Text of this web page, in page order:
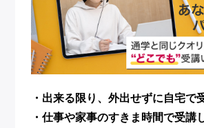
・出来る限り、外出せずに自宅で
・仕事や家事のすきま時間で受講